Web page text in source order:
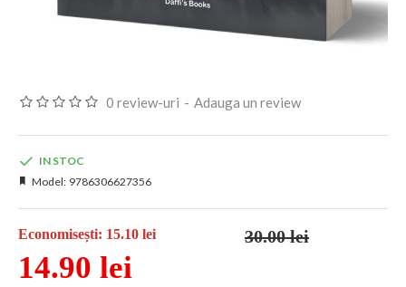
0 review-uri - Adauga un review
Economisești: 15.10 lei 30.00 lei
14.90 lei
IN STOC
Model: 9786306627356